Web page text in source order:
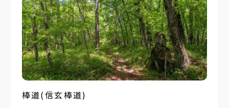
棒道(信玄棒道)